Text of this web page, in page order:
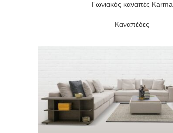
Γωνιακός καναπές Karma
Καναπέδες